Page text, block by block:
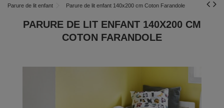
Parure de lit enfant Parure de lit enfant 140x200 cm Coton Farandole
PARURE DE LIT ENFANT 140X200 CM
COTON FARANDOLE